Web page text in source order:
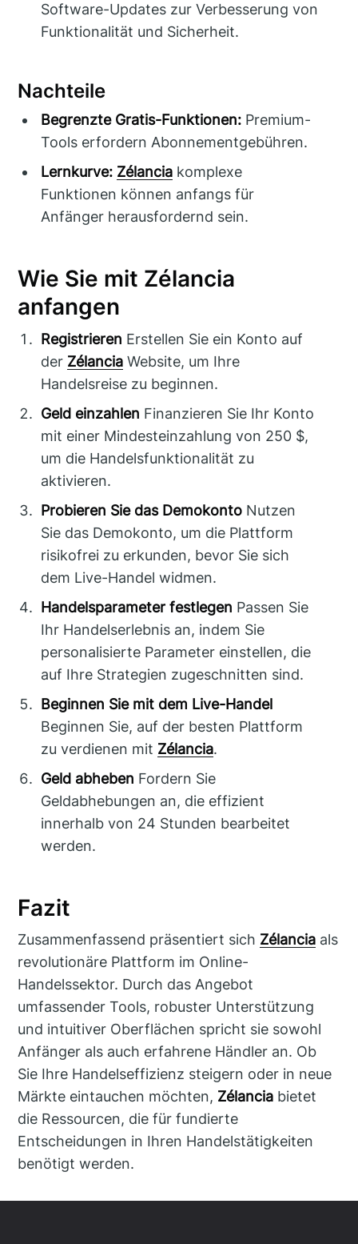
Software-Updates zur Verbesserung von
Funktionalität und Sicherheit.
Nachteile
Begrenzte Gratis-Funktionen: Premium-
Tools erfordern Abonnementgebühren.
Lernkurve: Zélancia komplexe
Funktionen können anfangs für
Anfänger herausfordernd sein.
Wie Sie mit Zélancia
anfangen
Registrieren Erstellen Sie ein Konto auf
der Zélancia Website, um Ihre
Handelsreise zu beginnen.
Geld einzahlen Finanzieren Sie Ihr Konto
mit einer Mindesteinzahlung von 250 $,
um die Handelsfunktionalität zu
aktivieren.
Probieren Sie das Demokonto Nutzen
Sie das Demokonto, um die Plattform
risikofrei zu erkunden, bevor Sie sich
dem Live-Handel widmen.
Handelsparameter festlegen Passen Sie
Ihr Handelserlebnis an, indem Sie
personalisierte Parameter einstellen, die
auf Ihre Strategien zugeschnitten sind.
Beginnen Sie mit dem Live-Handel
Beginnen Sie, auf der besten Plattform
zu verdienen mit Zélancia.
Geld abheben Fordern Sie
Geldabhebungen an, die effizient
innerhalb von 24 Stunden bearbeitet
werden.
Fazit
Zusammenfassend präsentiert sich Zélancia als
revolutionäre Plattform im Online-
Handelssektor. Durch das Angebot
umfassender Tools, robuster Unterstützung
und intuitiver Oberflächen spricht sie sowohl
Anfänger als auch erfahrene Händler an. Ob
Sie Ihre Handelseffizienz steigern oder in neue
Märkte eintauchen möchten, Zélancia bietet
die Ressourcen, die für fundierte
Entscheidungen in Ihren Handelstätigkeiten
benötigt werden.